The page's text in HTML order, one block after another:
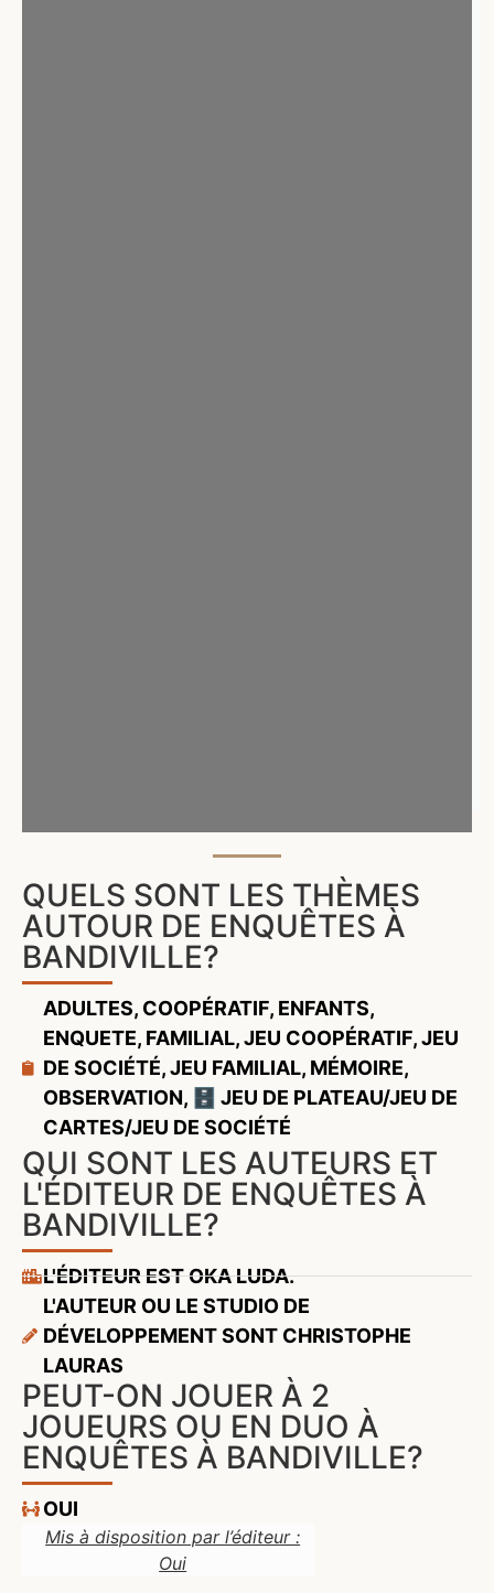
QUELS SONT LES THÈMES
AUTOUR DE ENQUÊTES À
BANDIVILLE?
ADULTES, COOPÉRATIF, ENFANTS,
ENQUETE, FAMILIAL,JEU COOPÉRATIF,JEU
DE SOCIÉTÉ,JEU FAMILIAL, MÉMOIRE,
OBSERVATION,
🗄️ JEU DE PLATEAU/JEU DE
CARTES/JEU DE SOCIÉTÉ
QUI SONT LES AUTEURS ET
L'ÉDITEUR DE ENQUÊTES À
BANDIVILLE?
L'ÉDITEUR EST OKA LUDA.
L'AUTEUR OU LE STUDIO DE
DÉVELOPPEMENT SONT CHRISTOPHE
LAURAS
PEUT-ON JOUER À 2
JOUEURS OU EN DUO À
ENQUÊTES À BANDIVILLE?
OUI
Mis à disposition par l’éditeur :
Oui